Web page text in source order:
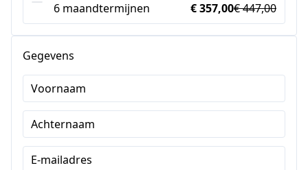
6 maandtermijnen € 357,00€ 447,00
Gegevens
Voornaam
Achternaam
E-mailadres